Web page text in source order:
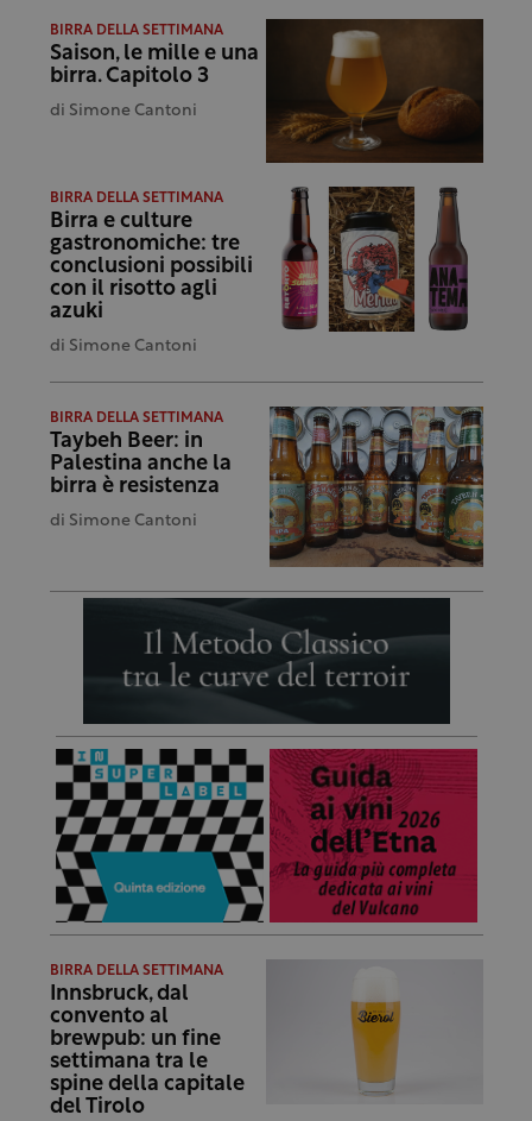
BIRRA DELLA SETTIMANA
Saison, le mille e una
birra. Capitolo 3
di Simone Cantoni
BIRRA DELLA SETTIMANA
Birra e culture
gastronomiche: tre
conclusioni possibili
con il risotto agli
azuki
di Simone Cantoni
BIRRA DELLA SETTIMANA
Taybeh Beer: in
Palestina anche la
birra è resistenza
di Simone Cantoni
BIRRA DELLA SETTIMANA
Innsbruck, dal
convento al
brewpub: un fine
settimana tra le
spine della capitale
del Tirolo